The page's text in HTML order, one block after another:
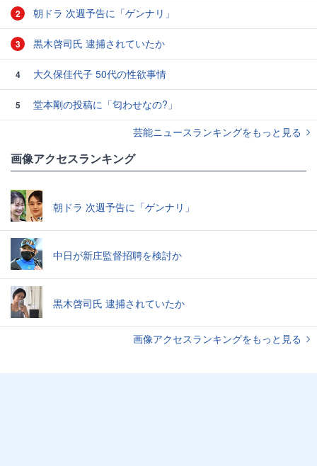
2 朝ドラ 次週予告に「ゲンナリ」
3 黒木啓司氏 逮捕されていたか
4 大久保佳代子 50代の性欲事情
5
堂本剛の投稿に「匂わせなの?」
芸能ニュースランキングをもっと見る
画像アクセスランキング
朝ドラ 次週予告に「ゲンナリ」
中日が新庄監督招聘を検討か
黒木啓司氏 逮捕されていたか
画像アクセスランキングをもっと見る